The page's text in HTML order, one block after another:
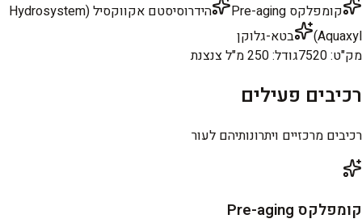
קומפלקס Pre-aging
הידרוסיסטם אקווקסיל (Hydrosystem
Aquaxyl)
בטא-גלוקן
מק"ט:
7520גודל:250 מ"ל צנצנת
רכיבים פעילים
רכיבים מרכזיים ויתרונותיהם לעור
קומפלקס Pre-aging